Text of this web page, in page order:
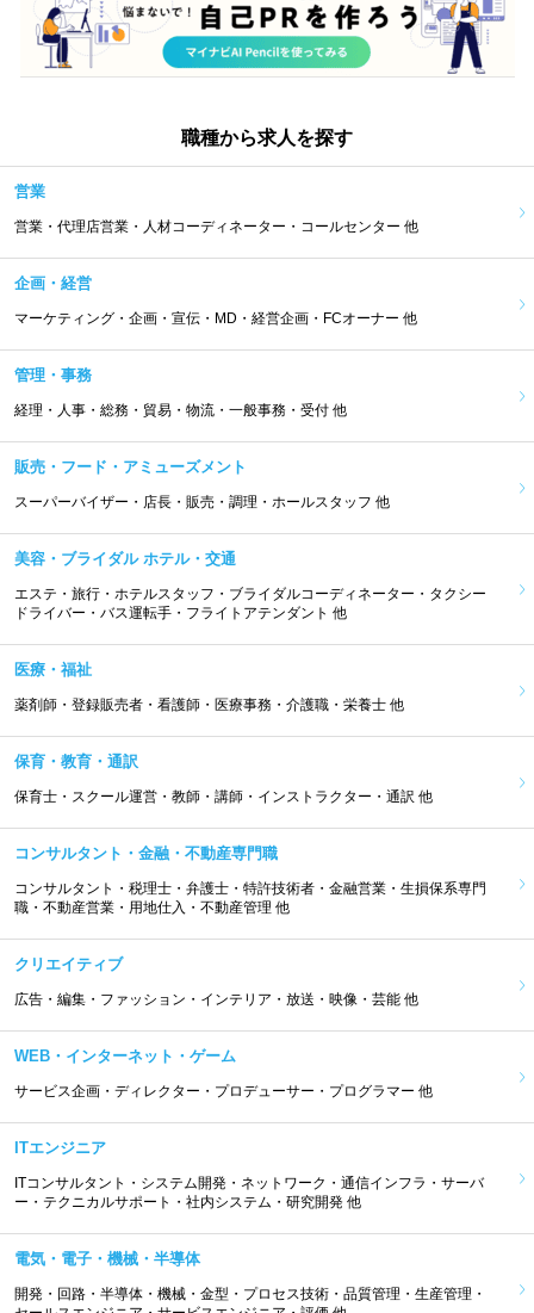
職種から求人を探す
営業
営業・代理店営業・人材コーディネーター・コールセンター 他
企画・経営
マーケティング・企画・宣伝・MD・経営企画・FCオーナー 他
管理・事務
経理・人事・総務・貿易・物流・一般事務・受付 他
販売・フード・アミューズメント
スーパーバイザー・店長・販売・調理・ホールスタッフ 他
美容・ブライダル ホテル・交通
エステ・旅行・ホテルスタッフ・ブライダルコーディネーター・タクシー
ドライバー・バス運転手・フライトアテンダント 他
医療・福祉
薬剤師・登録販売者・看護師・医療事務・介護職・栄養士 他
保育・教育・通訳
保育士・スクール運営・教師・講師・インストラクター・通訳 他
コンサルタント・金融・不動産専門職
コンサルタント・税理士・弁護士・特許技術者・金融営業・生損保系専門
職・不動産営業・用地仕入・不動産管理 他
クリエイティブ
広告・編集・ファッション・インテリア・放送・映像・芸能 他
WEB・インターネット・ゲーム
サービス企画・ディレクター・プロデューサー・プログラマー 他
ITエンジニア
ITコンサルタント・システム開発・ネットワーク・通信インフラ・サーバ
ー・テクニカルサポート・社内システム・研究開発 他
電気・電子・機械・半導体
開発・回路・半導体・機械・金型・プロセス技術・品質管理・生産管理・